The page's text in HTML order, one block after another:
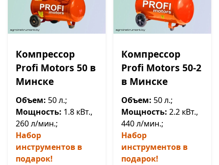
Компрессор
Profi Motors 50 в
Минске
Объем: 50 л.;
Мощность: 1.8 кВт.,
260 л/мин.;
Набор
инструментов в
подарок!
Компрессор
Profi Motors 50-2
в Минске
Объем: 50 л.;
Мощность: 2.2 кВт.,
440 л/мин.;
Набор
инструментов в
подарок!